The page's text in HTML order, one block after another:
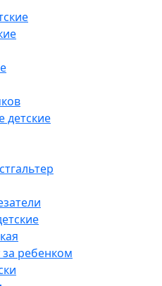
детские
ребенком